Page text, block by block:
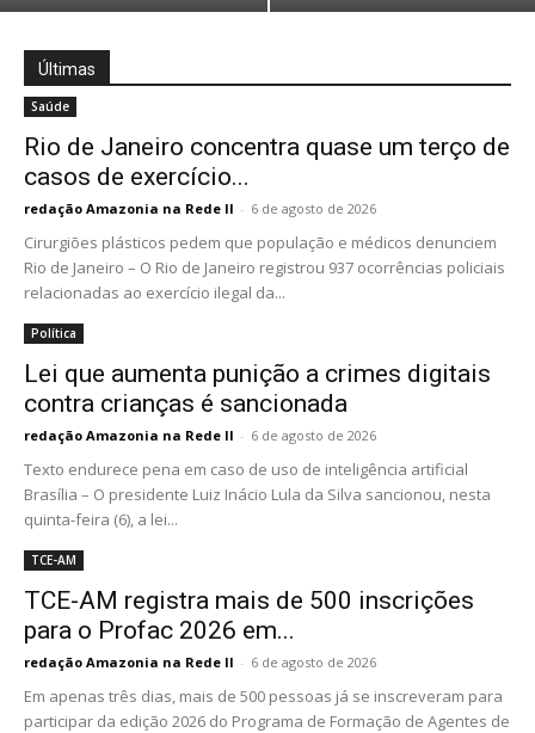
Últimas
Saúde
Rio de Janeiro concentra quase um terço de
casos de exercício...
redação Amazonia na Rede II - 6 de agosto de 2026
Cirurgiões plásticos pedem que população e médicos denunciem
Rio de Janeiro – O Rio de Janeiro registrou 937 ocorrências policiais
relacionadas ao exercício ilegal da...
Política
Lei que aumenta punição a crimes digitais
contra crianças é sancionada
redação Amazonia na Rede II - 6 de agosto de 2026
Texto endurece pena em caso de uso de inteligência artificial
Brasília – O presidente Luiz Inácio Lula da Silva sancionou, nesta
quinta-feira (6), a lei...
TCE-AM
TCE-AM registra mais de 500 inscrições
para o Profac 2026 em...
redação Amazonia na Rede II - 6 de agosto de 2026
Em apenas três dias, mais de 500 pessoas já se inscreveram para
participar da edição 2026 do Programa de Formação de Agentes de